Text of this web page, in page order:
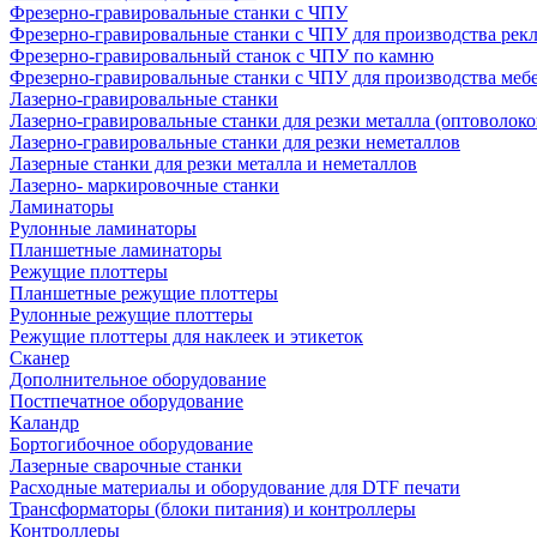
Фрезерно-гравировальные станки с ЧПУ
Фрезерно-гравировальные станки с ЧПУ для производства
Фрезерно-гравировальный станок с ЧПУ по камню
Фрезерно-гравировальные станки с ЧПУ для производства
Лазерно-гравировальные станки
Лазерно-гравировальные станки для резки металла
Лазерно-гравировальные станки для резки неметаллов
Лазерные станки для резки металла и неметаллов
Лазерно- маркировочные станки
Ламинаторы
Рулонные ламинаторы
Планшетные ламинаторы
Режущие плоттеры
Планшетные режущие плоттеры
Рулонные режущие плоттеры
Режущие плоттеры для наклеек и этикеток
Сканер
Дополнительное оборудование
Постпечатное оборудование
Каландр
Бортогибочное оборудование
Лазерные сварочные станки
Расходные материалы и оборудование для DTF печати
Трансформаторы (блоки питания) и контроллеры
Контроллеры